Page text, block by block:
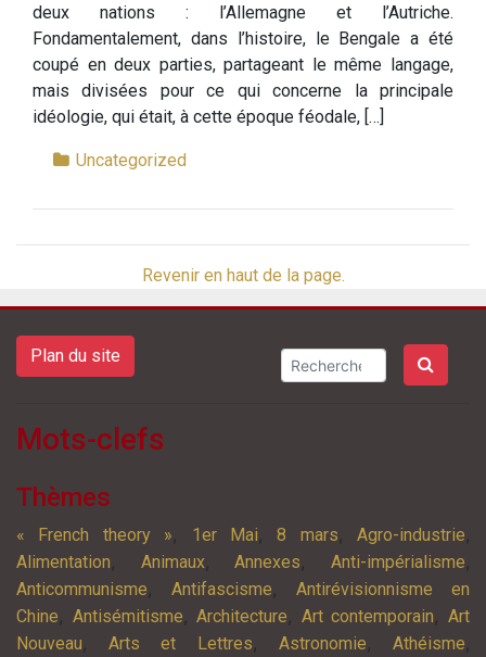
deux nations : l’Allemagne et l’Autriche.
Fondamentalement, dans l’histoire, le Bengale a été
coupé en deux parties, partageant le même langage,
mais divisées pour ce qui concerne la principale
idéologie, qui était, à cette époque féodale, […]
Uncategorized
Revenir en haut de la page.
Plan du site
Mots-clefs
Thèmes
« French theory », 1er Mai,8 mars, Agro-industrie,
Alimentation, Animaux,Annexes,Anti-impérialisme,
Anticommunisme, Antifascisme, Antirévisionnisme en
Chine, Antisémitisme,Architecture, Art contemporain,Art
Nouveau,Arts et Lettres, Astronomie,Athéisme,